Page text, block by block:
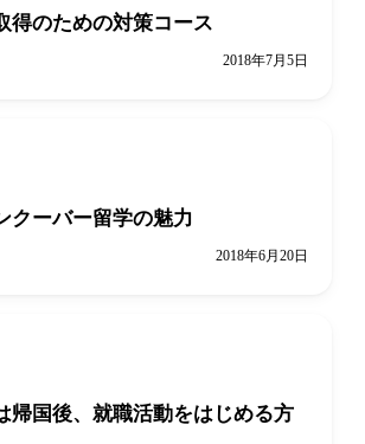
得のための対策コース
2018年7月5日
クーバー留学の魅力
2018年6月20日
帰国後、就職活動をはじめる方